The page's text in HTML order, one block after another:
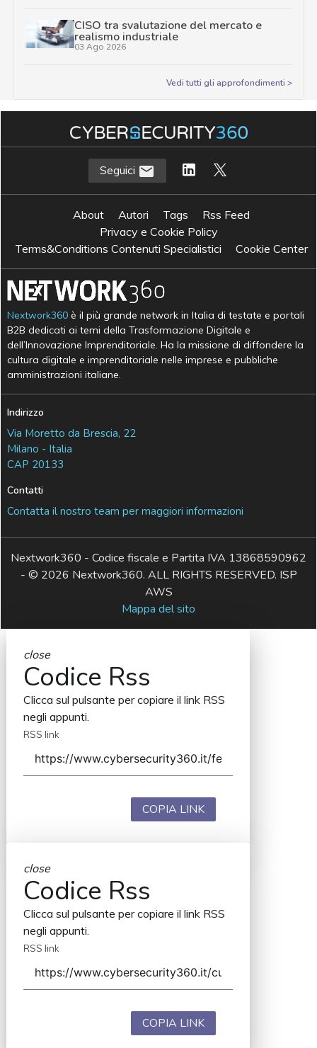
CISO tra svalutazione del mercato e
realismo industriale
03 Ago 2026
Vedi tutti gli approfondimenti >
Seguici
About Autori Tags
Rss Feed
Privacy e Cookie Policy
Terms&Conditions Contenuti Specialistici
Cookie Center
Nextwork360 è il più grande network in Italia di testate e portali
B2B dedicati ai temi della Trasformazione Digitale e
dell’Innovazione Imprenditoriale. Ha la missione di diffondere la
cultura digitale e imprenditoriale nelle imprese e pubbliche
amministrazioni italiane.
Indirizzo
Via Moretto da Brescia, 22
Milano - Italia
CAP 20133
Contatti
Contatta il nostro team per maggiori informazioni
Nextwork360 - Codice fiscale e Partita IVA 13868590962
- © 2026 Nextwork360. ALL RIGHTS RESERVED. ISP
AWS
Mappa del sito
close
Codice Rss
Clicca sul pulsante per copiare il link RSS
negli appunti.
RSS link
COPIA LINK
close
Codice Rss
Clicca sul pulsante per copiare il link RSS
negli appunti.
RSS link
COPIA LINK